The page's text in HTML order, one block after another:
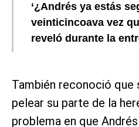
‘¿Andrés ya estás
veinticincoava vez
reveló durante la
También reconoció que
pelear su parte de la
problema en que